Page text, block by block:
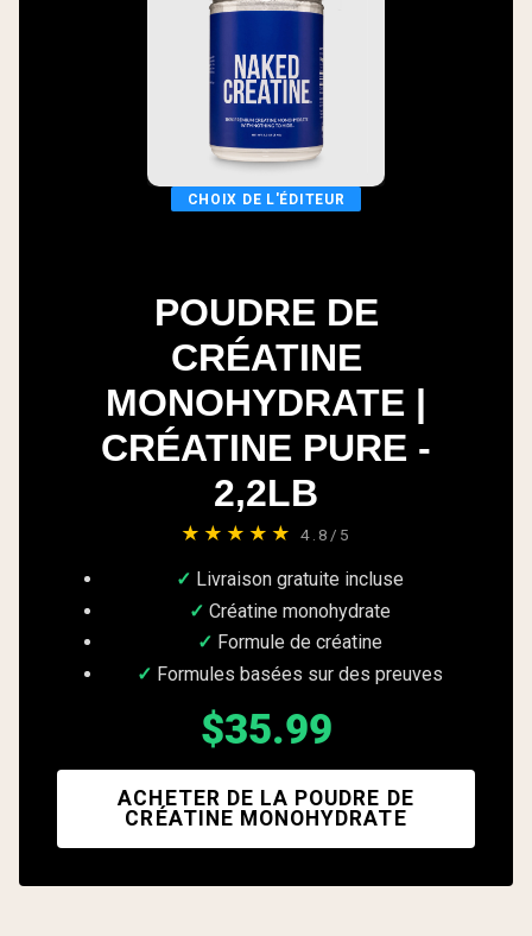
CHOIX DE L'ÉDITEUR
POUDRE DE
CRÉATINE
MONOHYDRATE |
CRÉATINE PURE -
2,2LB
★★★★★ 4.8/5
Livraison gratuite incluse
Créatine monohydrate
Formule de créatine
Formules basées sur des preuves
$35.99
ACHETER DE LA POUDRE DE
CRÉATINE MONOHYDRATE